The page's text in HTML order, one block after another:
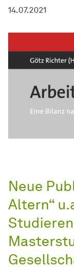
14.07.2021
Neue
Altern“